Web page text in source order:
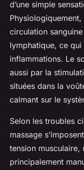
d’une simple
circulation
lymphatique, ce
inflammations. Le
aussi par la
situées dans la
calmant sur le
Selon les troubles
massage
tension musculaire,
principalement